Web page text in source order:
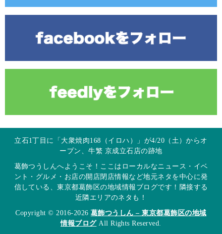
立石1丁目に「大衆焼肉168（イロハ）」が4/20（土）からオ
ープン、牛繁 京成立石店の跡地
葛飾つうしんへようこそ！ここはローカルなニュース・イベ
ント・グルメ・お店の開店閉店情報など地元ネタを中心に発
信している、東京都葛飾区の地域情報ブログです！隣接する
近隣エリアのネタも！
Copyright © 2016-2026 葛飾つうしん – 東京都葛飾区の地域
情報ブログAll Rights Reserved.